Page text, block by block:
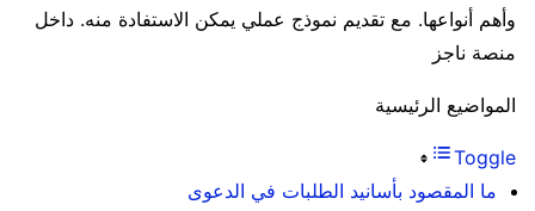
وأهم أنواعها. مع تقديم نموذج عملي يمكن الاستفادة منه. داخل
منصة ناجز
المواضيع الرئيسية
Toggle
ما المقصود بأسانيد الطلبات في الدعوى